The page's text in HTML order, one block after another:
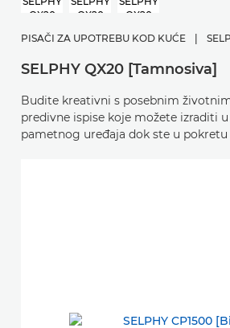
PISAČI ZA UPOTREBU KOD KUĆE |
SELPHY QX20 [Tamnosiva]
Budite kreativni s posebnim
predivne ispise koje možete izraditi
pametnog uređaja dok ste u pokretu